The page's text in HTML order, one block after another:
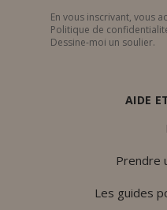
En vous inscrivant, vous
Politique de
Dessine-moi un soulier.
AIDE
Prendre
Les guides